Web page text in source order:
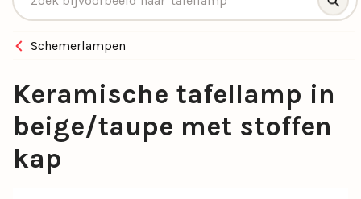
Schemerlampen
Keramische tafellamp in
beige/taupe met stoffen
kap